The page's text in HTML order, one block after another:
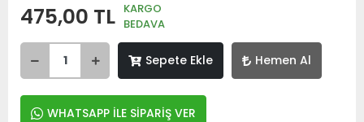
475,00 TL KARGO
BEDAVA
Sepete Ekle Hemen Al
WHATSAPP İLE SİPARİŞ VER